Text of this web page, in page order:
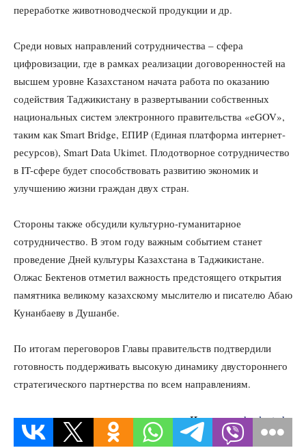
переработке животноводческой продукции и др.
Среди новых направлений сотрудничества – сфера
цифровизации, где в рамках реализации договоренностей на
высшем уровне Казахстаном начата работа по оказанию
содействия Таджикистану в развертывании собственных
национальных систем электронного правительства «eGOV»,
таким как Smart Bridge, ЕПИР (Единая платформа интернет-
ресурсов), Smart Data Ukimet. Плодотворное сотрудничество
в IT-сфере будет способствовать развитию экономик и
улучшению жизни граждан двух стран.
Стороны также обсудили культурно-гуманитарное
сотрудничество. В этом году важным событием станет
проведение Дней культуры Казахстана в Таджикистане.
Олжас Бектенов отметил важность предстоящего открытия
памятника великому казахскому мыслителю и писателю Абаю
Кунанбаеву в Душанбе.
По итогам переговоров Главы правительств подтвердили
готовность поддерживать высокую динамику двустороннего
стратегического партнерства по всем направлениям.
Источник: kazlenta.kz